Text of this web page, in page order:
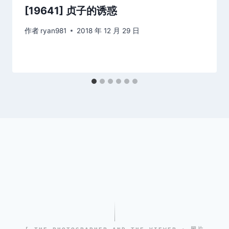
[19641] 贞子的诱惑
作者 ryan981 2018 年 12 月 29 日